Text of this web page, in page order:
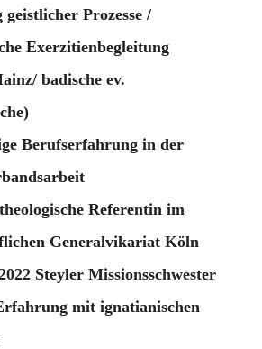
geistlicher Prozesse /
Exerzitienbegleitung
badische ev.
Berufserfahrung in der
Referentin im
Generalvikariat Köln
Steyler Missionsschwester
mit ignatianischen